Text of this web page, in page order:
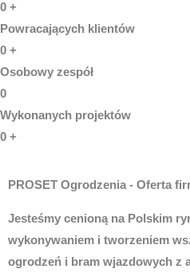
0 +
Powracających klientów
0 +
Osobowy zespół
0
Wykonanych projektów
0 +
PROSET Ogrodzenia - Oferta
Jesteśmy cenioną na Polskim
wykonywaniem i tworzeniem
ogrodzeń i bram wjazdowych z